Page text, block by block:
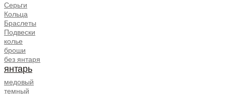
Серьги
Кольца
Браслеты
Подвески
колье
броши
без янтаря
янтарь
медовый
темный